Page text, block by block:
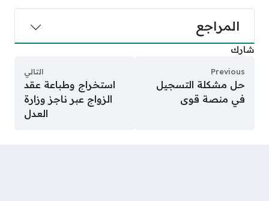
المراجع
شارك
Previous
حل مشكلة التسجيل
في منصة قوى
التالي
استخراج وطباعة عقد
الزواج عبر ناجز وزارة
العدل